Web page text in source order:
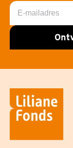
E-
mailadres